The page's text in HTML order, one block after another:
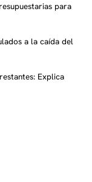
para
a la caída del
Explica